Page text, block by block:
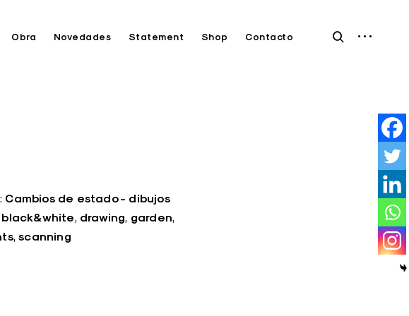
Obra Novedades Statement Shop Contacto
open
open
Cambios de estado - dibujos
black&white, drawing, garden,
,scanning